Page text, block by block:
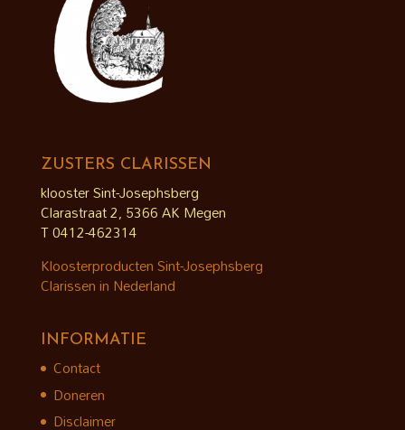
ZUSTERS CLARISSEN
klooster Sint-Josephsberg
Clarastraat 2, 5366 AK Megen
T 0412-462314
Kloosterproducten Sint-Josephsberg
Clarissen in Nederland
INFORMATIE
Contact
Doneren
Disclaimer